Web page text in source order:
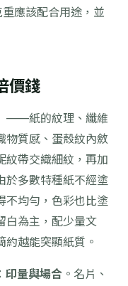
應該配合用途，並
價錢
——紙的紋理、纖維
物質感、蛋殼紋內斂
紋帶交織細紋，再加
於多數特種紙不經塗
不均勻，色彩也比塗
為主，配少量文
越能突顯紙質。
印量與場合 。名片、